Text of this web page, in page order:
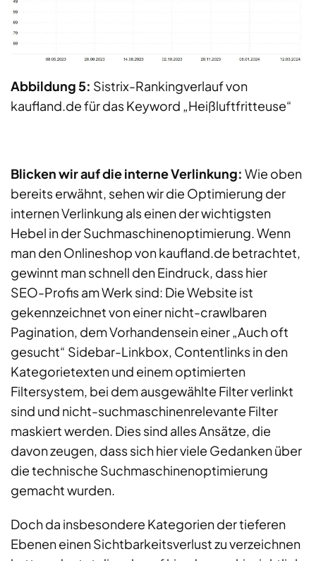
Abbildung 5: Sistrix-Rankingverlauf von
kaufland.de für das Keyword „Heißluftfritteuse“
Blicken wir auf die interne Verlinkung: Wie oben
bereits erwähnt, sehen wir die Optimierung der
internen Verlinkung als einen der wichtigsten
Hebel in der Suchmaschinenoptimierung. Wenn
man den Onlineshop von kaufland.de betrachtet,
gewinnt man schnell den Eindruck, dass hier
SEO-Profis am Werk sind: Die Website ist
gekennzeichnet von einer nicht-crawlbaren
Pagination, dem Vorhandensein einer „Auch oft
gesucht“ Sidebar-Linkbox, Contentlinks in den
Kategorietexten und einem optimierten
Filtersystem, bei dem ausgewählte Filter verlinkt
sind und nicht-suchmaschinenrelevante Filter
maskiert werden. Dies sind alles Ansätze, die
davon zeugen, dass sich hier viele Gedanken über
die technische Suchmaschinenoptimierung
gemacht wurden.
Doch da insbesondere Kategorien der tieferen
Ebenen einen Sichtbarkeitsverlust zu verzeichnen